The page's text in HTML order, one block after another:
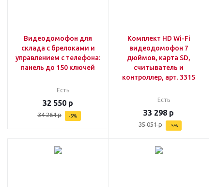
Видеодомофон для
склада с брелоками и
управлением с телефона:
панель до 150 ключей
Есть
32 550 р
34 264р -5%
Комплект HD Wi-Fi
видеодомофон 7
дюймов, карта SD,
считыватель и
контроллер, арт. 3315
Есть
33 298 р
35 051р -5%